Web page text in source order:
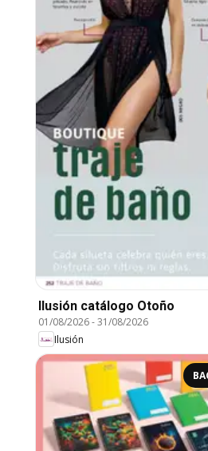
Ilusión catálogo Otoño
01/08/2026-31/08/2026
Ilusión